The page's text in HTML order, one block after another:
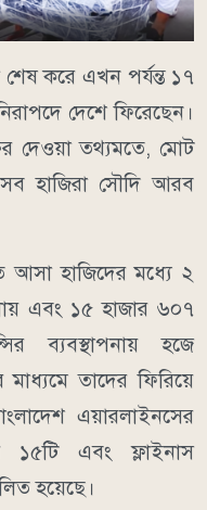
শেষ করে এখন পর্যন্ত ১৭
দেশে ফিরেছেন।
দেওয়া তথ্যমতে, মোট
হাজিরা সৌদি আরব
হাজিদের মধ্যে ২
এবং ১৫ হাজার ৬০৭
ব্যবস্থাপনায় হজে
মাধ্যমে তাদের ফিরিয়ে
এয়ারলাইনসের
১৫টি এবং ফ্লাইনাস
হয়েছে।